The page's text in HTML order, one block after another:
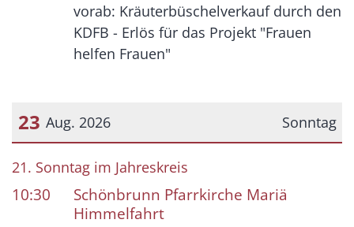
vorab: Kräuterbüschelverkauf durch den
KDFB - Erlös für das Projekt "Frauen
helfen Frauen"
Sonntag
23 Aug. 2026
Datum: 23. August 2026
21. Sonntag im Jahreskreis
10:30
Schönbrunn Pfarrkirche Mariä
Himmelfahrt